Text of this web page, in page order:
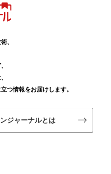
、
つ情報をお届けします。
ジャーナルとは